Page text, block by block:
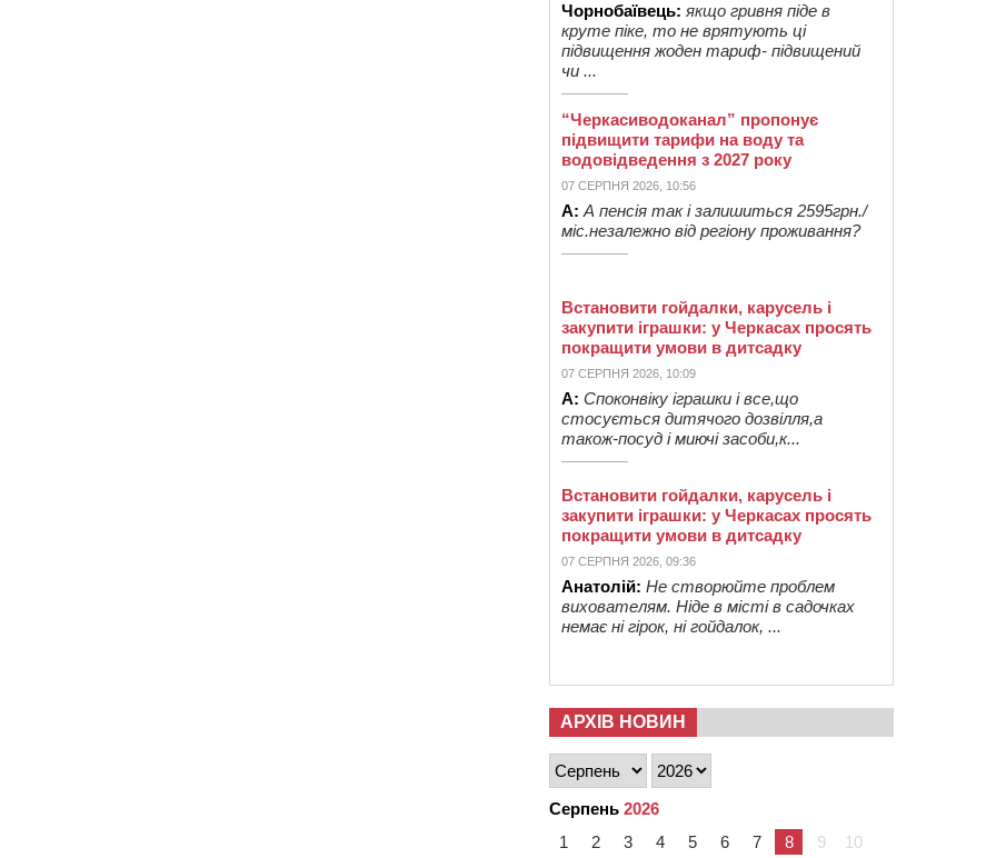
Чорнобаївець: якщо гривня піде в
круте піке, то не врятують ці
підвищення жоден тариф- підвищений
чи ...
“Черкасиводоканал” пропонує
підвищити тарифи на воду та
водовідведення з 2027 року
07 СЕРПНЯ 2026, 10:56
А: А пенсія так і залишиться 2595грн./
міс.незалежно від регіону проживання?
Встановити гойдалки, карусель і
закупити іграшки: у Черкасах просять
покращити умови в дитсадку
07 СЕРПНЯ 2026, 10:09
А: Споконвіку іграшки і все,що
стосується дитячого дозвілля,а
також-посуд і миючі засоби,к...
Встановити гойдалки, карусель і
закупити іграшки: у Черкасах просять
покращити умови в дитсадку
07 СЕРПНЯ 2026, 09:36
Анатолій: Не створюйте проблем
вихователям. Ніде в місті в садочках
немає ні гірок, ні гойдалок, ...
АРХІВ НОВИН
Серпень 2026
1
2 3 4 5 6 7 8 9 10